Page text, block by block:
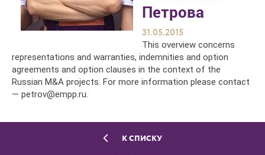
Петрова
31.05.2015
This overview concerns
representations and warranties, indemnities and option
agreements and option clauses in the context of the
Russian M&A projects. For more information please contact
— petrov@empp.ru.
К СПИСКУ